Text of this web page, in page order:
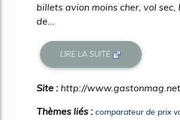
billets avion moins cher, vol sec,
de...
LIRE LA SUITE
Site : http://www.gastonmag.net
Thèmes liés : comparateur de prix